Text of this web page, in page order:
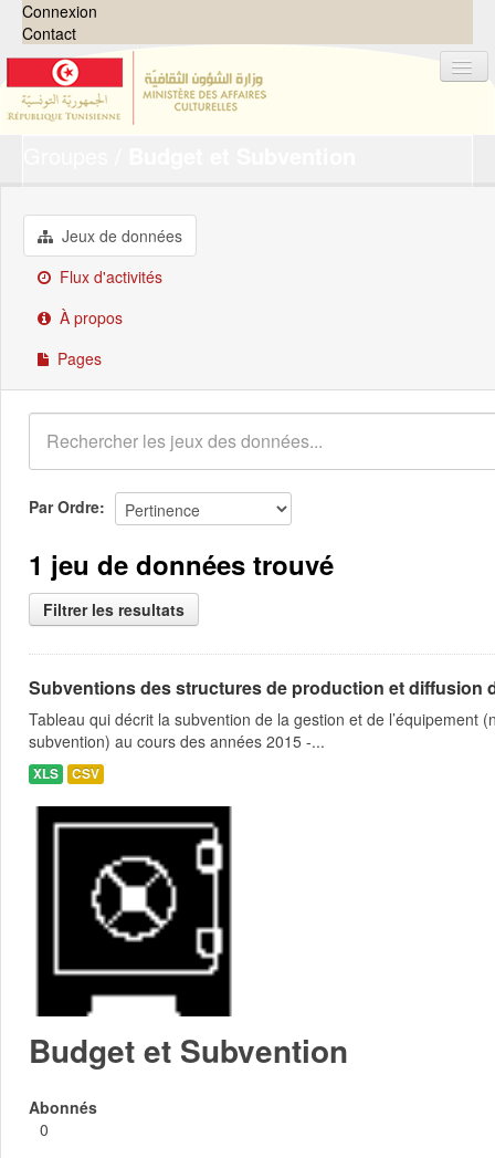
Connexion
Contact
Groupes
Demandes
À propos
Jeux de données
Flux d'activités
À propos
Pages
Par Ordre
1 jeu de données trouvé
Filtrer les resultats
Subventions des structures de production et diffusion
Tableau qui décrit la subvention de la gestion et de
subvention) au cours des années 2015 -...
XLS CSV
Budget et Subvention
Abonnés
0